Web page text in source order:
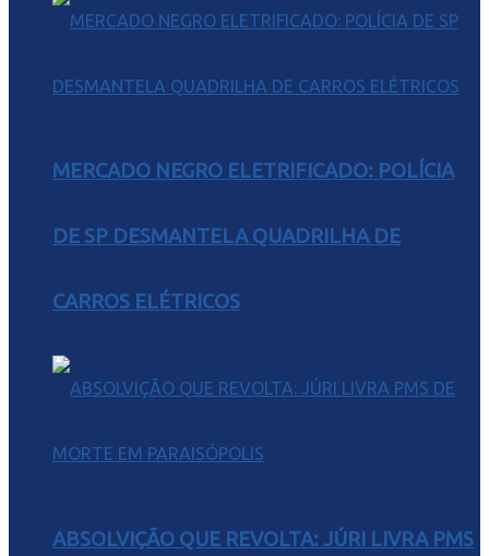
MERCADO NEGRO ELETRIFICADO: POLÍCIA
DE SP DESMANTELA QUADRILHA DE
CARROS ELÉTRICOS
ABSOLVIÇÃO QUE REVOLTA: JÚRI LIVRA PMS